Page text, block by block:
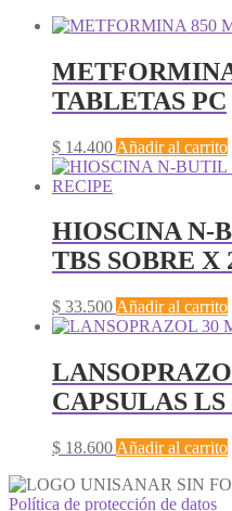
TABLETAS PC
$ 14.400 Añadir al carrito
HIOSCINA N-
TBS SOBRE X
$ 33.500 Añadir al carrito
CAPSULAS
$ 18.600 Añadir al carrito
Política de protección de datos